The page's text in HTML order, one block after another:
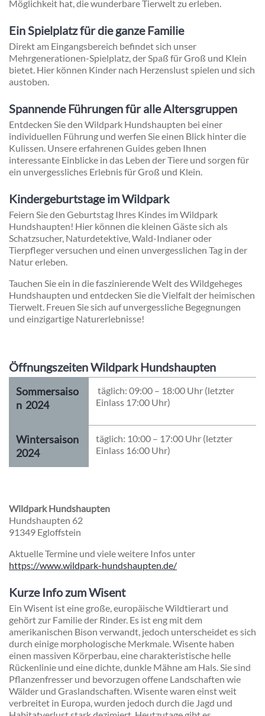
Möglichkeit hat, die wunderbare Tierwelt zu erleben.
Ein Spielplatz für die ganze Familie
Direkt am Eingangsbereich befindet sich unser
Mehrgenerationen-Spielplatz, der Spaß für Groß und Klein
bietet. Hier können Kinder nach Herzenslust spielen und sich
austoben.
Spannende Führungen für alle Altersgruppen
Entdecken Sie den Wildpark Hundshaupten bei einer
individuellen Führung und werfen Sie einen Blick hinter die
Kulissen. Unsere erfahrenen Guides geben Ihnen
interessante Einblicke in das Leben der Tiere und sorgen für
ein unvergessliches Erlebnis für Groß und Klein.
Kindergeburtstage im Wildpark
Feiern Sie den Geburtstag Ihres Kindes im Wildpark
Hundshaupten! Hier können die kleinen Gäste sich als
Schatzsucher, Naturdetektive, Wald-Indianer oder
Tierpfleger versuchen und einen unvergesslichen Tag in der
Natur erleben.
Tauchen Sie ein in die faszinierende Welt des Wildgeheges
Hundshaupten und entdecken Sie die Vielfalt der heimischen
Tierwelt. Freuen Sie sich auf unvergessliche Begegnungen
und einzigartige Naturerlebnisse!
Öffnungszeiten Wildpark Hundshaupten
Sommersaiso
n 2024
täglich: 09:00 – 18:00 Uhr (letzter
Einlass 17:00 Uhr)
Wintersaison
2024
täglich: 10:00 – 17:00 Uhr (letzter
Einlass 16:00 Uhr)
Wildpark Hundshaupten
Hundshaupten 62
91349 Egloffstein
Aktuelle Termine und viele weitere Infos unter
https://www.wildpark-hundshaupten.de/
Kurze Info zum Wisent
Ein Wisent ist eine große, europäische Wildtierart und
gehört zur Familie der Rinder. Es ist eng mit dem
amerikanischen Bison verwandt, jedoch unterscheidet es sich
durch einige morphologische Merkmale. Wisente haben
einen massiven Körperbau, eine charakteristische helle
Rückenlinie und eine dichte, dunkle Mähne am Hals. Sie sind
Pflanzenfresser und bevorzugen offene Landschaften wie
Wälder und Graslandschaften. Wisente waren einst weit
verbreitet in Europa, wurden jedoch durch die Jagd und